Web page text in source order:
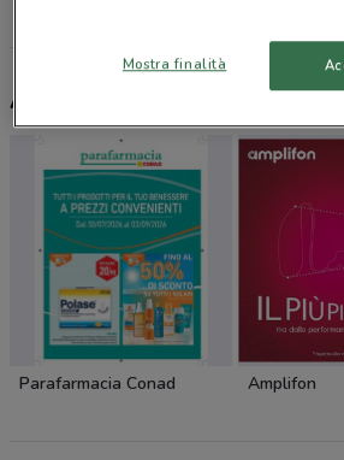
Altri volantini nelle vicinanze
Parafarmacia Conad Amplifon
Mostra finalità